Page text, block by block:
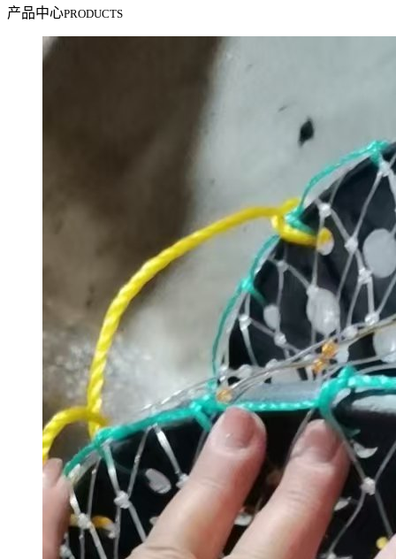
产品中心PRODUCTS